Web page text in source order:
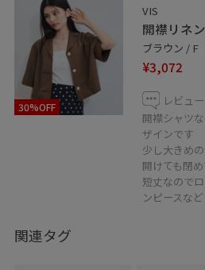
また日々スタイリングを更新中で
お気軽にフォローして頂けたら
30%OFF
VIS
開襟リネ
ブラウン / F
¥3,072
レビュー
開襟シャツ
ザインです
少し大きめ
開けても閉
短丈なので
ンピースな
関連タグ